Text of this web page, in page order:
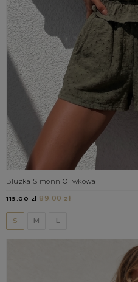
Bluzka Simonn Oliwkowa
119.00 zł89.00 zł
S M L